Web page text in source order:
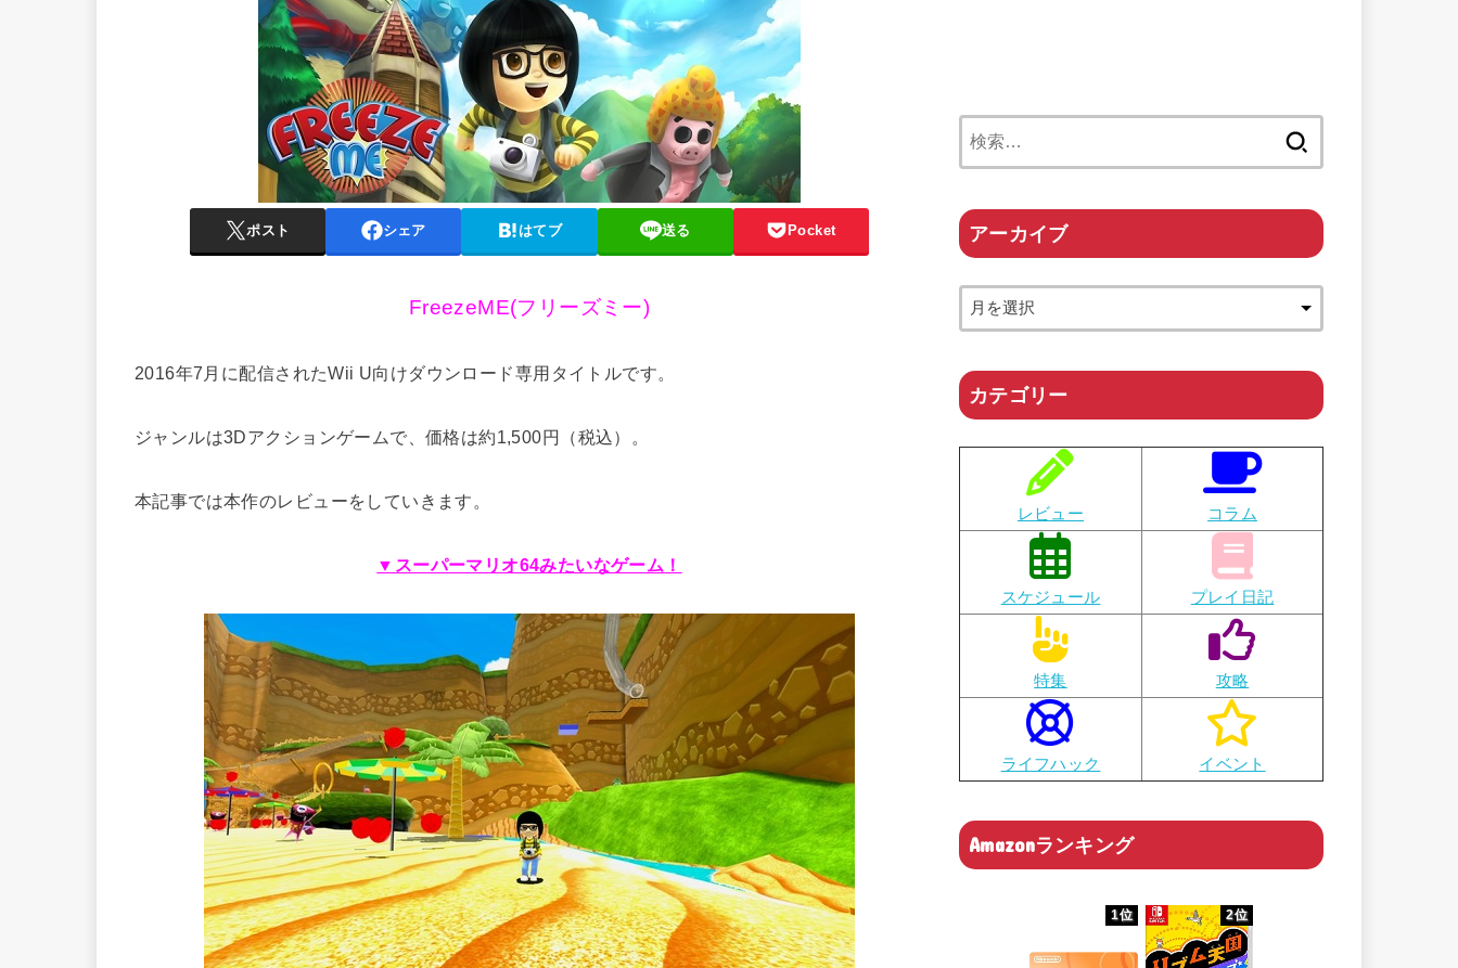
ポスト シェア はてブ 送る Pocket
FreezeME(フリーズミー)
2016年7月に配信されたWii U向けダウンロード専用タイトルです。
ジャンルは3Dアクションゲームで、価格は約1,500円（税込）。
本記事では本作のレビューをしていきます。
▼スーパーマリオ64みたいなゲーム！
アーカイブ
カテゴリー
レビュー コラム
スケジュール プレイ日記
特集 攻略
ライフハック イベント
Amazonランキング
1位 2位